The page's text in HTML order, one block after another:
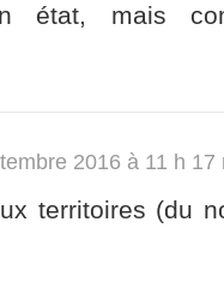
état, mais
2016 à 11 h 17
territoires (du